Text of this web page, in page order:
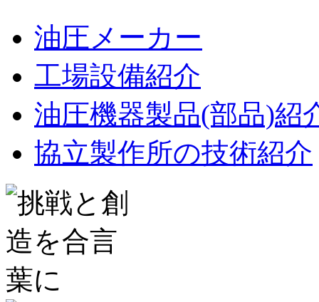
油圧メーカー
工場設備紹介
油圧機器製品(部品)紹
協立製作所の技術紹介